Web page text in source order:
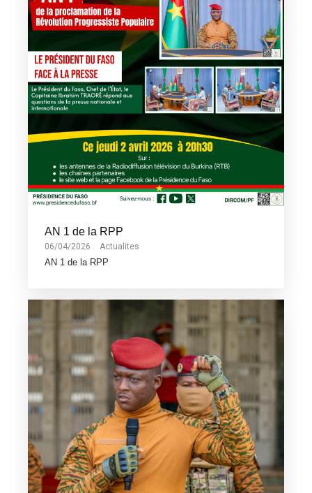
AN 1 de la RPP
06/04/2026 Actualites
AN 1 de la RPP